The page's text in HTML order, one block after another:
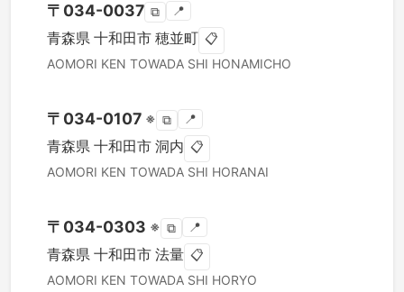
〒 034-0037 ⧉ 📍
青森県 十和田市 穂並町 📋
AOMORI KEN TOWADA SHI HONAMICHO
〒 034-0107 ※ ⧉ 📍
青森県 十和田市 洞内 📋
AOMORI KEN TOWADA SHI HORANAI
〒 034-0303 ※ ⧉ 📍
青森県 十和田市 法量 📋
AOMORI KEN TOWADA SHI HORYO